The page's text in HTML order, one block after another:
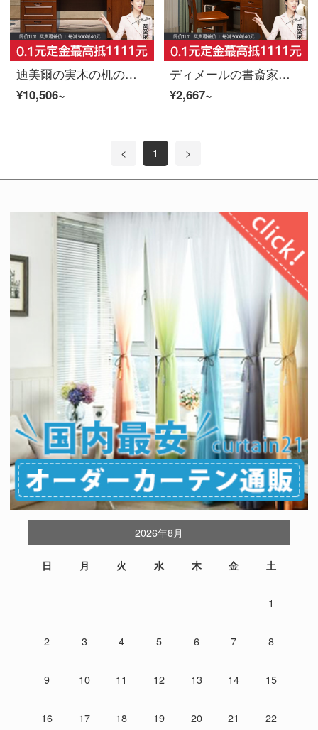
迪美爾の実木の机の家庭用1.2 m寝室のデスクトップの中国式のコンピュータのデスクの書斎の学生は書写のテーブルの1.2メートルのシングルの机
¥10,506~
ディメールの書斎家具セットの椅子（写真だけでは出荷できません）
¥2,667~
< 1 >
2026年8月
日 月 火 水 木 金 土
1
2 3 4 5 6 7 8
9 10 11 12 13 14 15
16 17 18 19 20 21 22